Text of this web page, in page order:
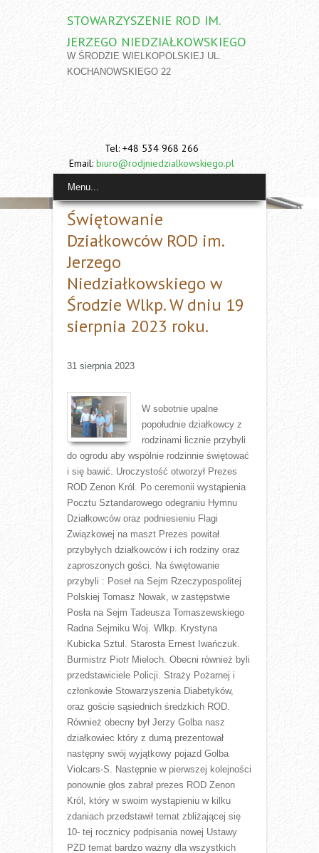
STOWARZYSZENIE ROD IM.
JERZEGO NIEDZIAŁKOWSKIEGO
W ŚRODZIE WIELKOPOLSKIEJ UL.
KOCHANOWSKIEGO 22
Tel: +48 534 968 266
Email: biuro@rodjniedzialkowskiego.pl
Menu...
Świętowanie
Działkowców ROD im.
Jerzego
Niedziałkowskiego w
Środzie Wlkp. W dniu 19
sierpnia 2023 roku.
31 sierpnia 2023
W sobotnie upalne
popołudnie działkowcy z
rodzinami licznie przybyli
do ogrodu aby wspólnie rodzinnie świętować
i się bawić. Uroczystość otworzył Prezes
ROD Zenon Król. Po ceremonii wystąpienia
Pocztu Sztandarowego odegraniu Hymnu
Działkowców oraz podniesieniu Flagi
Związkowej na maszt Prezes powitał
przybyłych działkowców i ich rodziny oraz
zaproszonych gości. Na świętowanie
przybyli : Poseł na Sejm Rzeczypospolitej
Polskiej Tomasz Nowak, w zastępstwie
Posła na Sejm Tadeusza Tomaszewskiego
Radna Sejmiku Woj. Wlkp. Krystyna
Kubicka Sztul. Starosta Ernest Iwańczuk.
Burmistrz Piotr Mieloch. Obecni również byli
przedstawiciele Policji. Straży Pożarnej i
członkowie Stowarzyszenia Diabetyków,
oraz goście sąsiednich średzkich ROD.
Również obecny był Jerzy Golba nasz
działkowiec który z dumą prezentował
następny swój wyjątkowy pojazd Golba
Violcars-S. Następnie w pierwszej kolejności
ponownie głos zabrał prezes ROD Zenon
Król, który w swoim wystąpieniu w kilku
zdaniach przedstawił temat zbliżającej się
10- tej rocznicy podpisania nowej Ustawy
PZD temat bardzo ważny dla wszystkich